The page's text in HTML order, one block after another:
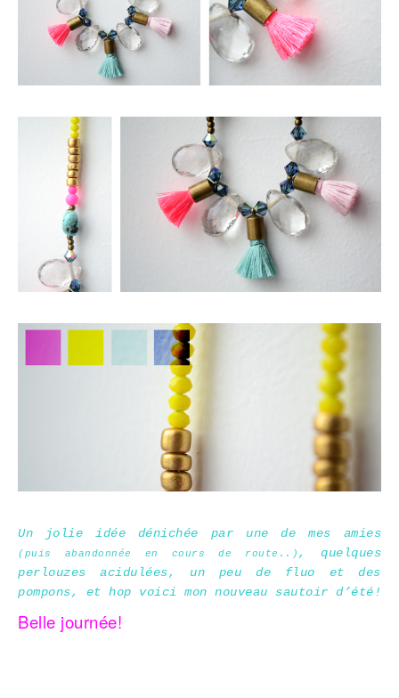
Un jolie idée dénichée par une de mes amies
(puis abandonnée en cours de route..) , quelques
perlouzes acidulées, un peu de fluo et des
pompons, et hop voici mon nouveau sautoir d’été!
Belle journée!